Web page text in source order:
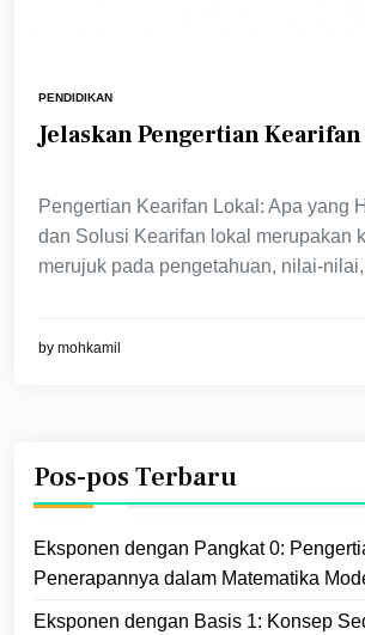
PENDIDIKAN
Jelaskan Pengertian
Pengertian Kearifan Lokal: Apa yang
dan Solusi Kearifan lokal merupakan
merujuk pada pengetahuan, nilai-
by mohkamil
Pos-pos Terbaru
Eksponen dengan Pangkat 0:
Penerapannya dalam Matematika
Eksponen dengan Basis 1: Konsep